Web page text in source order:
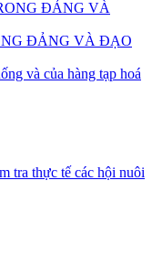
ĐẢNG VÀ ĐẠO
và của hàng tạp hoá
tra thực tế các hội nuôi